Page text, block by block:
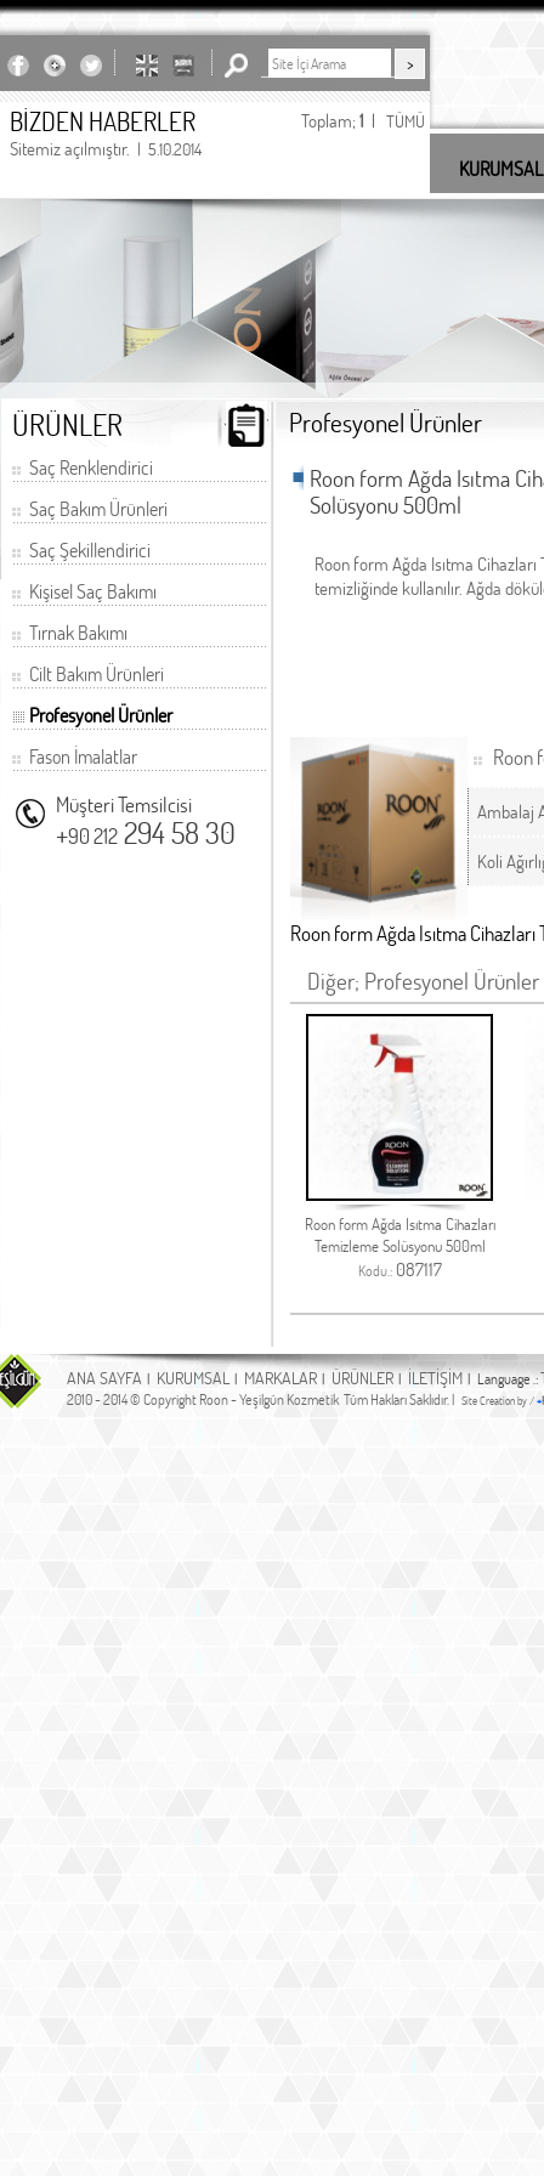
BİZDEN HABERLER
Sitemiz açılmıştır. | 5.10.2014
undefined
Toplam;1 | TÜMÜ
KURUMSAL
ÜRÜNLER Profesyonel Ürünler
Saç Renklendirici
Saç Bakım Ürünleri
Saç Şekillendirici
Kişisel Saç Bakımı
Tırnak Bakımı
Cilt Bakım Ürünleri
Profesyonel Ürünler
Fason İmalatlar
Müşteri Temsilcisi
+90 212 294 58 30
Roon form Ağda Isıtma
Solüsyonu 500ml
Roon form Ağda Isıtma Cihazları
temizliğinde kullanılır. Ağda
Roon
Ambalaj
Koli
Roon form Ağda Isıtma
Diğer; Profesyonel Ürünler
Roon form Ağda Isıtma Cihazları
Temizleme Solüsyonu 500ml
Kodu.:087117
ANA SAYFA | KURUMSAL | MARKALAR | ÜRÜNLER | İLETİŞİM | Language .:
2010 - 2014 © Copyright Roon - Yeşilgün Kozmetik Tüm Hakları Saklıdır. | Site Creation by /+